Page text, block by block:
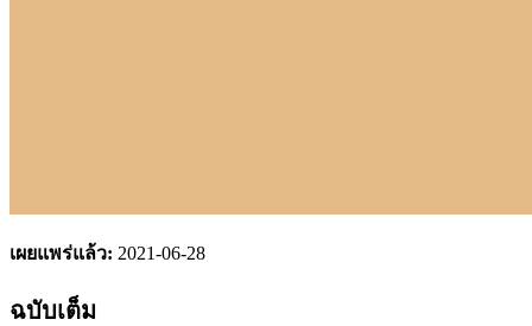
เผยแพร่แล้ว: 2021-06-28
ฉบับเต็ม